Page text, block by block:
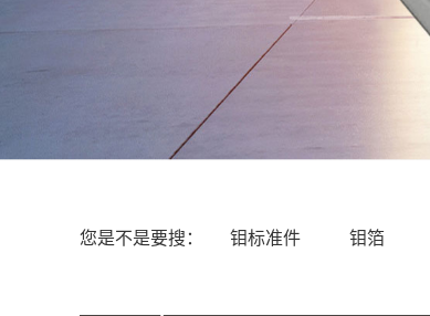
您是不是要搜： 钼标准件 钼箔